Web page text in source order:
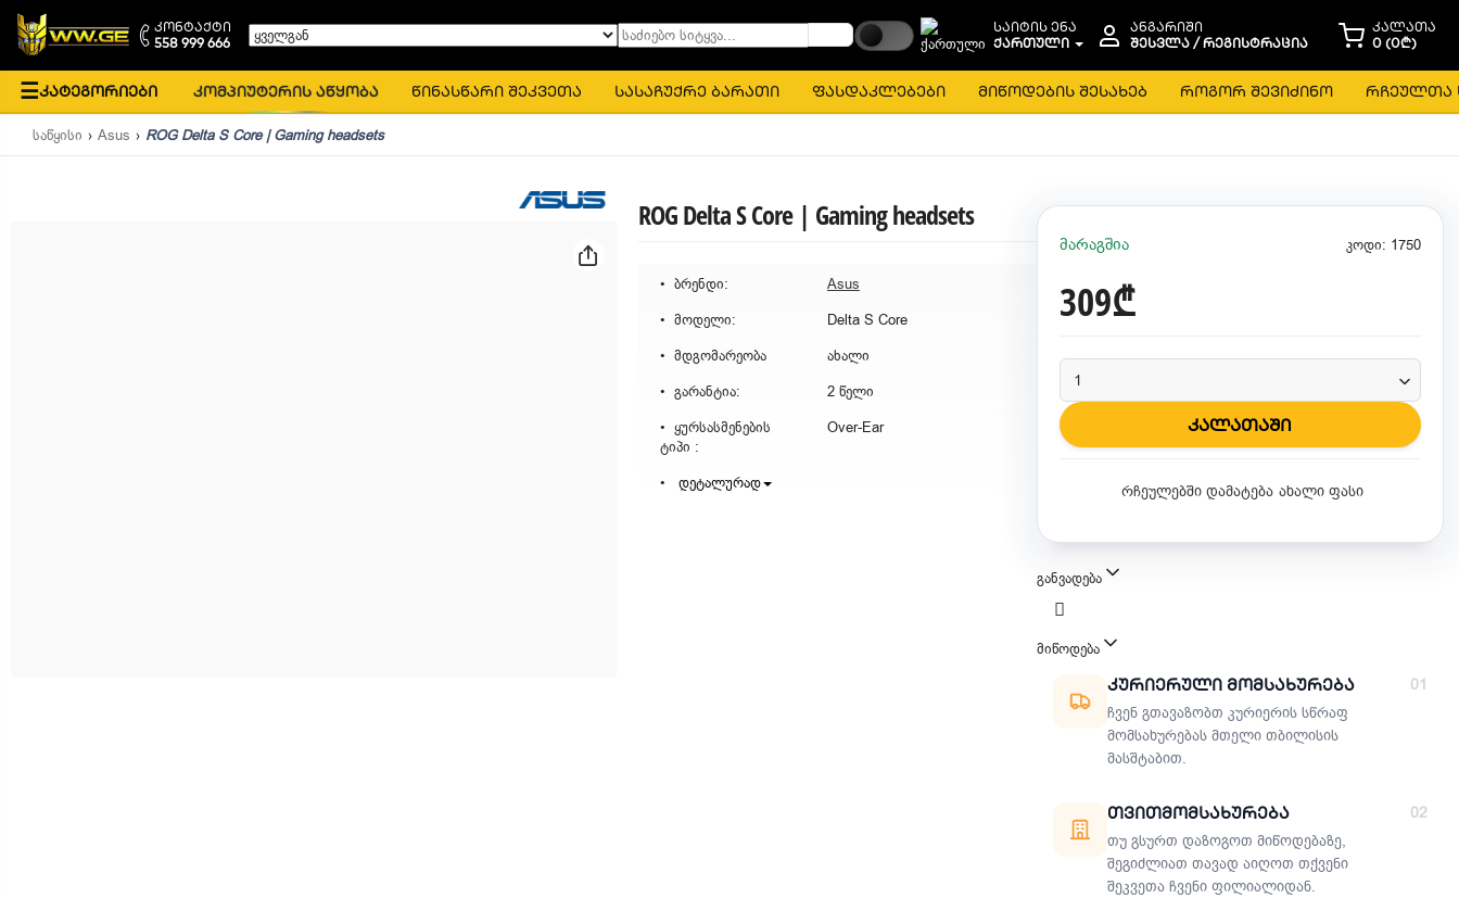
კონტაქტი
558 999 666
ყველგან საძიებო სიტყვა...
საიტის ენა
ᲥᲐᲠᲗᲣᲚᲘ
ანგარიში
ᲨᲔᲡᲕᲚᲐ / ᲠᲔᲒᲘᲡᲢᲠᲐᲪᲘᲐ
კალათა
0 (0₾)
☰კატეგორიები კომპიუტერის აწყობა წინასწარი შეკვეთა სასაჩუქრე ბარათი ფასდაკლებები მიწოდების შესახებ როგორ შევიძინო რჩეულთა
საწყისი Asus ROG Delta S Core | Gaming headsets
ROG Delta S Core | Gaming headsets
ბრენდი:
Asus
მოდელი:
Delta S Core
მდგომარეობა
ახალი
გარანტია:
2 წელი
ყურსასმენების
ტიპი :
Over-Ear
დეტალურად
მარაგშია კოდი: 1750
309₾
კალათაში
რჩეულებში დამატება ახალი ფასი
განვადება
მიწოდება
მიწოდების მეთოდები
01
Კურიერული Მომსახურება
ჩვენ გთავაზობთ კურიერის სწრაფ
მომსახურებას მთელი თბილისის
მასშტაბით.
02
Თვითმომსახურება
თუ გსურთ დაზოგოთ მიწოდებაზე,
შეგიძლიათ თავად აიღოთ თქვენი
შეკვეთა ჩვენი ფილიალიდან.